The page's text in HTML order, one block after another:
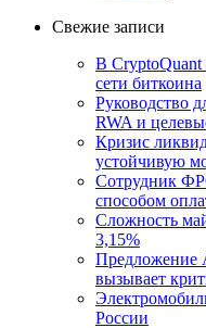
Свежие записи
В CryptoQuant
сети биткоина
Руководство
RWA и
Кризис
устойчивую
Сотрудник
способом
Сложность
3,15%
Предложение
вызывает
России